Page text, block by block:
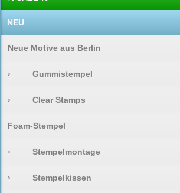
NEU
Neue Motive aus Berlin
› Gummistempel
› Clear Stamps
Foam-Stempel
› Stempelmontage
› Stempelkissen